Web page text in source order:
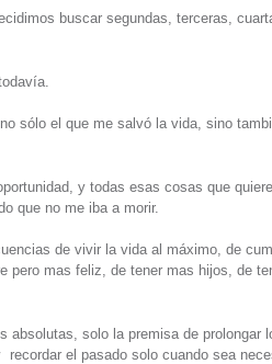
buscar segundas, terceras,
sólo el que me salvó la vida, sino
y todas esas cosas que
que no me iba a morir.
de vivir la vida al máximo, de
pero mas feliz, de tener mas hijos, de
solo la premisa de prolongar
el pasado solo cuando sea